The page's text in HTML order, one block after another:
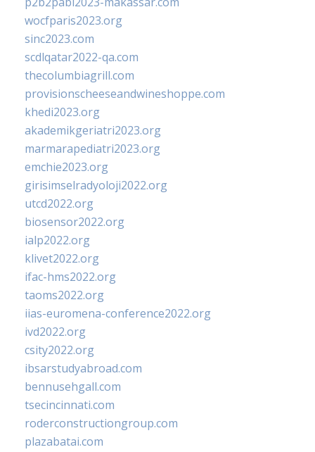
wocfparis2023.org
sinc2023.com
scdlqatar2022-qa.com
thecolumbiagrill.com
provisionscheeseandwineshoppe.com
khedi2023.org
akademikgeriatri2023.org
marmarapediatri2023.org
emchie2023.org
girisimselradyoloji2022.org
utcd2022.org
biosensor2022.org
ialp2022.org
klivet2022.org
ifac-hms2022.org
taoms2022.org
iias-euromena-conference2022.org
ivd2022.org
csity2022.org
ibsarstudyabroad.com
bennusehgall.com
tsecincinnati.com
roderconstructiongroup.com
plazabatai.com